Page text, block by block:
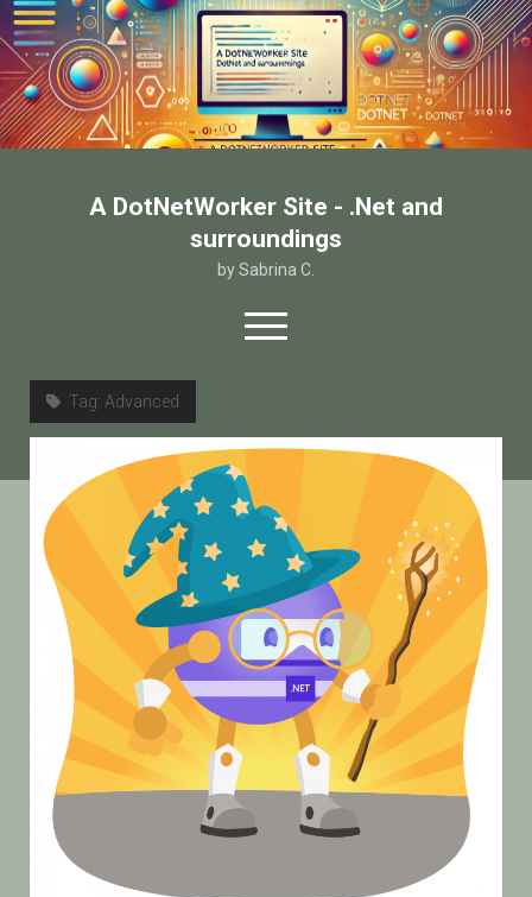
A DotNetWorker Site - .Net and
surroundings
by Sabrina C.
open
menu
Home
Chi sono
Contatto
Tag: Advanced